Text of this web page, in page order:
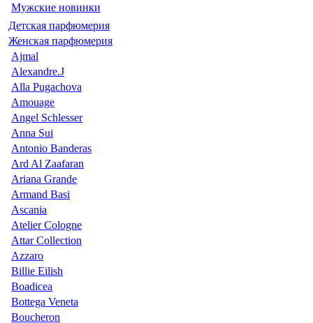
Мужские новинки
Детская парфюмерия
Женская парфюмерия
Ajmal
Alexandre.J
Alla Pugachova
Amouage
Angel Schlesser
Anna Sui
Antonio Banderas
Ard Al Zaafaran
Ariana Grande
Armand Basi
Ascania
Atelier Cologne
Attar Collection
Azzaro
Billie Eilish
Boadicea
Bottega Veneta
Boucheron